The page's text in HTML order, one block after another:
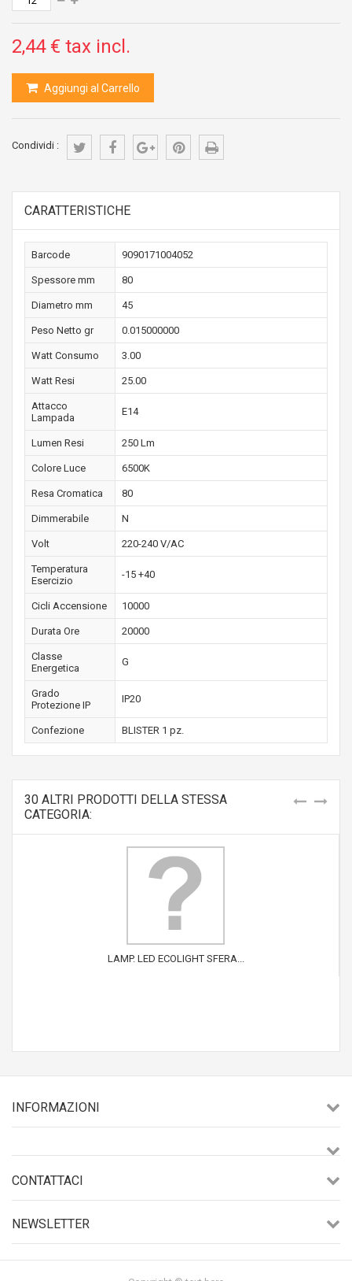
2,44 € tax incl.
Aggiungi al Carrello
Condividi :
CARATTERISTICHE
Barcode 9090171004052
Spessore mm 80
Diametro mm 45
Peso Netto gr 0.015000000
Watt Consumo 3.00
Watt Resi 25.00
Attacco
Lampada
E14
Lumen Resi 250 Lm
Colore Luce 6500K
Resa Cromatica 80
Dimmerabile N
Volt 220-240 V/AC
Temperatura
Esercizio
-15 +40
Cicli Accensione 10000
Durata Ore 20000
Classe
Energetica
G
Grado
Protezione IP
IP20
Confezione BLISTER 1 pz.
30 ALTRI PRODOTTI DELLA STESSA
CATEGORIA:
LAMP. LED ECOLIGHT SFERA...
INFORMAZIONI
CONTATTACI
NEWSLETTER